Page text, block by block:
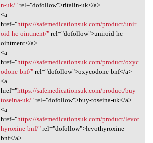
n-uk/"rel="dofollow">ritalin-uk</a>
<a
href="https://safemedicationsuk.com/product/unir
oid-hc-ointment/"rel="dofollow">uniroid-hc-
ointment</a>
<a
href="https://safemedicationsuk.com/product/oxyc
odone-bnf/"rel="dofollow">oxycodone-bnf</a>
<a
href="https://safemedicationsuk.com/product/buy-
toseina-uk/"rel="dofollow">buy-toseina-uk</a>
<a
href="https://safemedicationsuk.com/product/levot
hyroxine-bnf/"rel="dofollow">levothyroxine-
bnf</a>